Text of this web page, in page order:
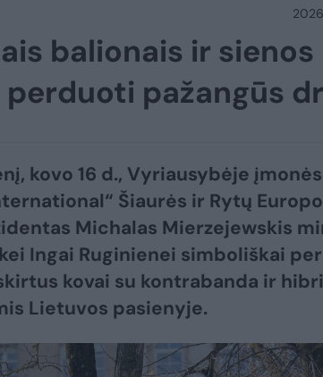
balionais ir sienos
pažangūs
kovo 16 d., Vyriausybėje
Šiaurės ir Rytų
Michalas Mierzejewskis
Ingai Ruginienei simboliškai
kovai su kontrabanda ir
Lietuvos pasienyje.